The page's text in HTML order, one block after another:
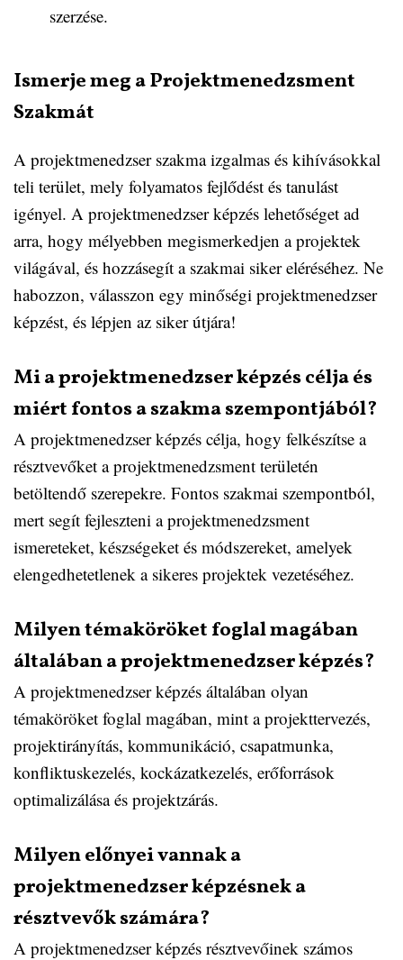
szerzése.
Ismerje meg a Projektmenedzsment
Szakmát
A projektmenedzser szakma izgalmas és kihívásokkal
teli terület, mely folyamatos fejlődést és tanulást
igényel. A projektmenedzser képzés lehetőséget ad
arra, hogy mélyebben megismerkedjen a projektek
világával, és hozzásegít a szakmai siker eléréséhez. Ne
habozzon, válasszon egy minőségi projektmenedzser
képzést, és lépjen az siker útjára!
Mi a projektmenedzser képzés célja és
miért fontos a szakma szempontjából?
A projektmenedzser képzés célja, hogy felkészítse a
résztvevőket a projektmenedzsment területén
betöltendő szerepekre. Fontos szakmai szempontból,
mert segít fejleszteni a projektmenedzsment
ismereteket, készségeket és módszereket, amelyek
elengedhetetlenek a sikeres projektek vezetéséhez.
Milyen témaköröket foglal magában
általában a projektmenedzser képzés?
A projektmenedzser képzés általában olyan
témaköröket foglal magában, mint a projekttervezés,
projektirányítás, kommunikáció, csapatmunka,
konfliktuskezelés, kockázatkezelés, erőforrások
optimalizálása és projektzárás.
Milyen előnyei vannak a
projektmenedzser képzésnek a
résztvevők számára?
A projektmenedzser képzés résztvevőinek számos